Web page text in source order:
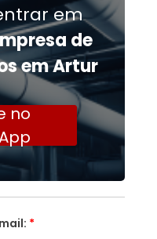
em
de
em Artur
no
*